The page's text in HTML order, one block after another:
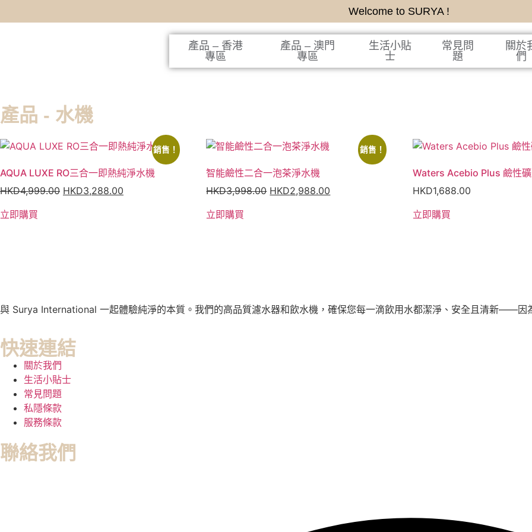
Welcome to SURYA !
產品 – 香港
專區
產品 – 澳門
專區
生活小貼
士
常見問
題
關於
們
產品 - 水機
AQUA LUXE RO三合一即熱純淨水機
銷售！
HKD4,999.00 HKD3,288.00
立即購買
智能鹼性二合一泡茶淨水機
銷售！
HKD3,998.00 HKD2,988.00
立即購買
Waters Acebio Plus 鹼性
HKD1,688.00
立即購買
與 Surya International 一起體驗純淨的本質。我們的高品質濾水器和飲水機，確保您每一滴飲用水都潔淨、安全且清新——因
快速連結
關於我們
生活小貼士
常見問題
私隱條款
服務條款
聯絡我們